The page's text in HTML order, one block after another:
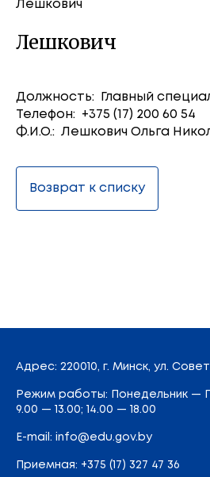
Лешкович
Лешкович
Должность: Главный
Телефон: +375 (17) 200 60 54
Ф.И.О.: Лешкович Ольга
Возврат к списку
Адрес: 220010, г. Минск, ул.
Режим работы: Понедельник —
9.00 — 13.00; 14.00 — 18.00
E-mail: info@edu.gov.by
Приемная: +375 (17) 327 47 36